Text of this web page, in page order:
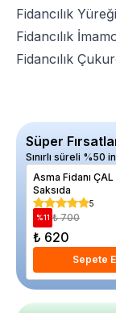
Fidancılık
Fidancılık
Fidancılık
Süper
Sınırlı süreli %50
Asma Fidanı ÇAL
Saksıda
5
%11 ₺ 700
₺ 620
Sepete